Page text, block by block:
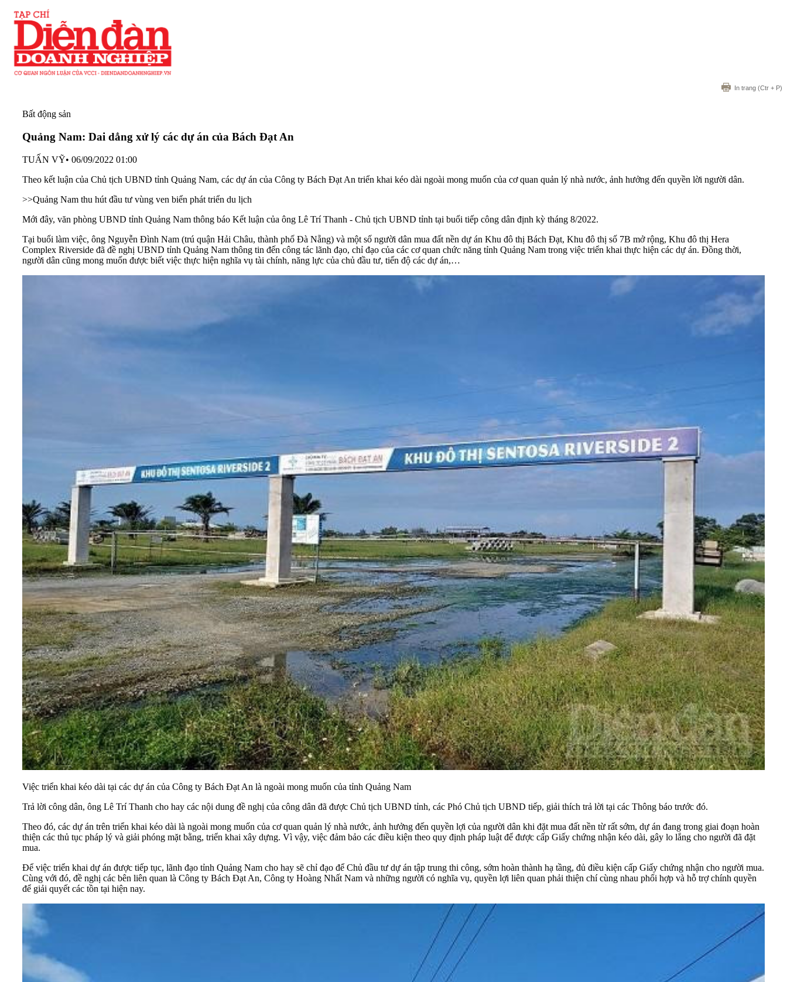
In trang (Ctr + P)
Bất động sản
Quảng Nam: Dai dẳng xử lý các dự án của Bách Đạt An
TUẤN VỸ• 06/09/2022 01:00
Theo kết luận của Chủ tịch UBND tỉnh Quảng Nam, các dự án của Công ty Bách Đạt An triển khai kéo dài ngoài mong muốn của cơ quan quản lý nhà nước, ảnh hưởng đến quyền lời người dân.
>>Quảng Nam thu hút đầu tư vùng ven biển phát triển du lịch
Mới đây, văn phòng UBND tỉnh Quảng Nam thông báo Kết luận của ông Lê Trí Thanh - Chủ tịch UBND tỉnh tại buổi tiếp công dân định kỳ tháng 8/2022.
Tại buổi làm việc, ông Nguyễn Đình Nam (trú quận Hải Châu, thành phố Đà Nẵng) và một số người dân mua đất nền dự án Khu đô thị Bách Đạt, Khu đô thị số 7B mở rộng, Khu đô thị Hera
Complex Riverside đã đề nghị UBND tỉnh Quảng Nam thông tin đến công tác lãnh đạo, chỉ đạo của các cơ quan chức năng tỉnh Quảng Nam trong việc triển khai thực hiện các dự án. Đồng thời,
người dân cũng mong muốn được biết việc thực hiện nghĩa vụ tài chính, năng lực của chủ đầu tư, tiến độ các dự án,…
Việc triển khai kéo dài tại các dự án của Công ty Bách Đạt An là ngoài mong muốn của tỉnh Quảng Nam
Trả lời công dân, ông Lê Trí Thanh cho hay các nội dung đề nghị của công dân đã được Chủ tịch UBND tỉnh, các Phó Chủ tịch UBND tiếp, giải thích trả lời tại các Thông báo trước đó.
Theo đó, các dự án trên triển khai kéo dài là ngoài mong muốn của cơ quan quản lý nhà nước, ảnh hưởng đến quyền lợi của người dân khi đặt mua đất nền từ rất sớm, dự án đang trong giai đoạn hoàn
thiện các thủ tục pháp lý và giải phóng mặt bằng, triển khai xây dựng. Vì vậy, việc đảm bảo các điều kiện theo quy định pháp luật để được cấp Giấy chứng nhận kéo dài, gây lo lắng cho người đã đặt
mua.
Để việc triển khai dự án được tiếp tục, lãnh đạo tỉnh Quảng Nam cho hay sẽ chỉ đạo để Chủ đầu tư dự án tập trung thi công, sớm hoàn thành hạ tầng, đủ điều kiện cấp Giấy chứng nhận cho người mua.
Cùng với đó, đề nghị các bên liên quan là Công ty Bách Đạt An, Công ty Hoàng Nhất Nam và những người có nghĩa vụ, quyền lợi liên quan phải thiện chí cùng nhau phối hợp và hỗ trợ chính quyền
để giải quyết các tồn tại hiện nay.